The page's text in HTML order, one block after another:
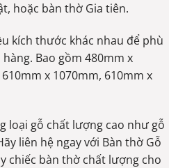
hoặc bàn thờ Gia tiên.
kích thước khác nhau để phù
Bao gồm 480mm x
x 1070mm, 610mm x
loại gỗ chất lượng cao như gỗ
liên hệ ngay với Bàn thờ Gỗ
chiếc bàn thờ chất lượng cho